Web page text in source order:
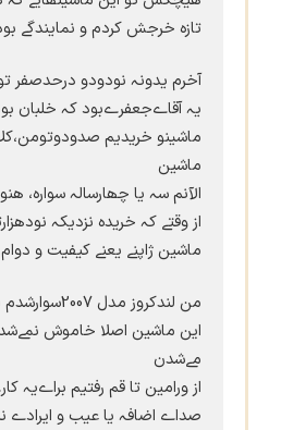
تازہ خرجش کردم و نمایندگے
آخرم یدونہ نودودو درحدصفر
یہ آقاےجعفرےبود کہ خلبان
ماشینو خریدیم
ماشین
الآنم سہ یا چھارسالہ سوارہ،
از وقتے کہ خریدہ نزدیکہ
ماشین ژاپنے یعنے کیفیت و
من لندکروز مدل 2007سوارشدم براےیہ شرکت راہسازےبود
این ماشین اصلا خاموش
مےشدن
از ورامین تا قم رفتیم براےیہ
صداے اضافہ یا عیب و ایرادے